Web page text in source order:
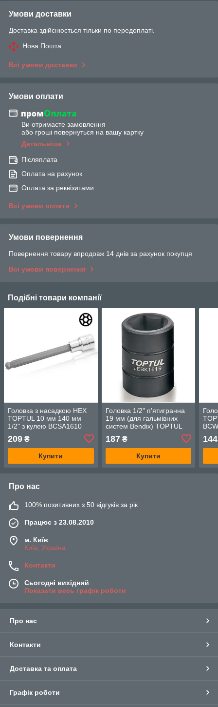
Умови доставки
Доставка здійснюється тільки по передоплаті.
Нова Пошта
Всі умови доставки
Умови оплати
Ви отримаєте замовлення
або гроші повернуться на вашу картку
Детальніше
Післяплата
Оплата на рахунок
Оплата за реквізитами
Всі умови оплати
Умови повернення
Повернення товару впродовж 14 днів за рахунок покупця
Всі умови повернення
Подібні товари компанії
Головка з насадкою HEX
TOPTUL 10 мм 140 мм
1/2" з кулею BCSA1610
209 ₴
Купити
Головка 1/2" п'ятигранна
19 мм (для гальмівних
систем Bendix) TOPTUL
187₴
Купити
144
Про нас
100% позитивних з 50 відгуків за рік
Працює з 23.08.2010
м. Київ
Київ, Україна
Контакти
Сьогодні вихідний
Показати весь графік роботи
Про нас
Контакти
Доставка та оплата
Графік роботи